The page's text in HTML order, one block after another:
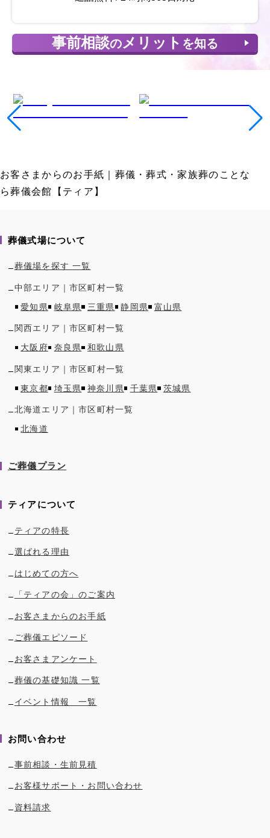
事前相談のメリット を知る
お客さまからのお手紙｜葬儀・葬式・家族葬のことな
ら葬儀会館【ティア】
葬儀式場について
葬儀場を探す 一覧
中部エリア｜市区町村一覧
愛知県
岐阜県 三重県 静岡県 富山県
関西エリア｜市区町村一覧
大阪府
奈良県 和歌山県
関東エリア｜市区町村一覧
東京都
埼玉県 神奈川県 千葉県 茨城県
北海道エリア｜市区町村一覧
北海道
ご葬儀プラン
ティアについて
ティアの特長
選ばれる理由
はじめての方へ
「ティアの会」のご案内
お客さまからのお手紙
ご葬儀エピソード
お客さまアンケート
葬儀の基礎知識 一覧
イベント情報 一覧
お問い合わせ
事前相談・生前見積
お客様サポート・お問い合わせ
資料請求